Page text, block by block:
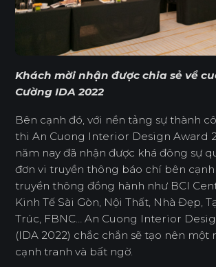
Khách mời nhận được chia sẻ về
Cường IDA 2022
Bên cạnh đó, với nền tảng sự thành
thi An Cuong Interior Design Award
năm nay đã nhận được khá đông sự
đơn vi truyền thông báo chí bên cạnh
truyền thông đồng hành như BCI
Kinh Tế Sài Gòn, Nội Thất, Nhà Đẹp,
Trúc, FBNC… An Cuong Interior
(IDA 2022) chắc chắn sẽ tạo nên một
cạnh tranh và bất ngờ.